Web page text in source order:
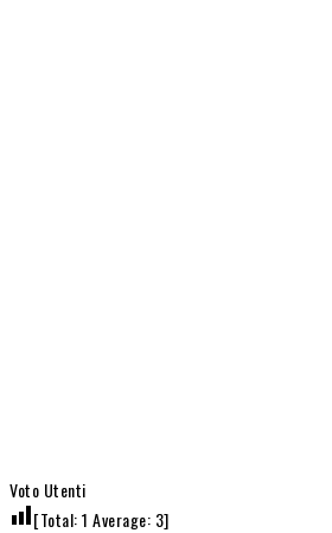
Voto Utenti
[Total:1 Average: 3]